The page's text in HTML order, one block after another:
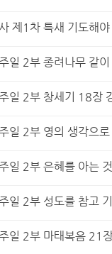
제1차 특새 기도해야
2부 종려나무 같
2부 창세기 18장
일 2부 영의 생각으
2부 은혜를 아는
2부 성도를 참고
일 2부 마태복음 21